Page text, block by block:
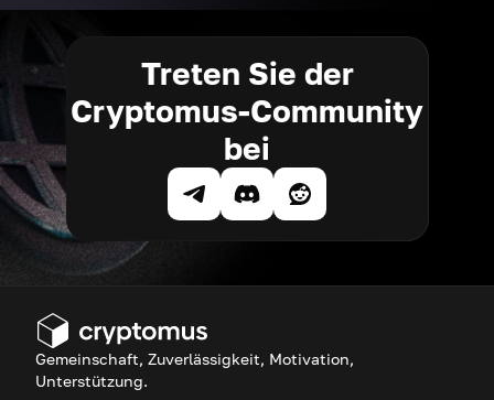
Treten Sie der
Cryptomus-Community
bei
Gemeinschaft, Zuverlässigkeit, Motivation,
Unterstützung.